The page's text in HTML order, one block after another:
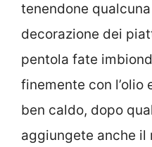
tenendone
decorazione dei
pentola fate
finemente con
ben caldo, dopo
aggiungete anche il